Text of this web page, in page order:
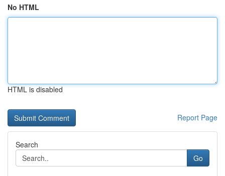
No HTML
HTML is disabled
Report Page
Search
Go